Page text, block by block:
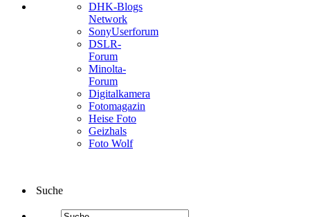
DHK-Blogs
Network
SonyUserforum
DSLR-
Forum
Minolta-
Forum
Digitalkamera
Fotomagazin
Heise Foto
Geizhals
Foto Wolf
Suche